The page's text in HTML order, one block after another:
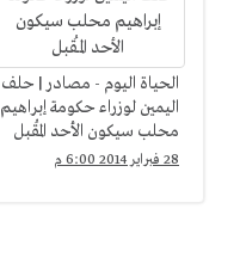
الحياة اليوم - مصادر | حلف
اليمين لوزراء حكومة إبراهيم
محلب سيكون الأحد المُقبل
28 فبراير 2014 6:00 م